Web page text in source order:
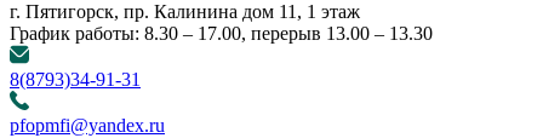
г. Пятигорск, пр. Калинина дом 11, 1 этаж
График работы: 8.30 – 17.00, перерыв 13.00 – 13.30
8(8793)34-91-31
pfopmfi@yandex.ru